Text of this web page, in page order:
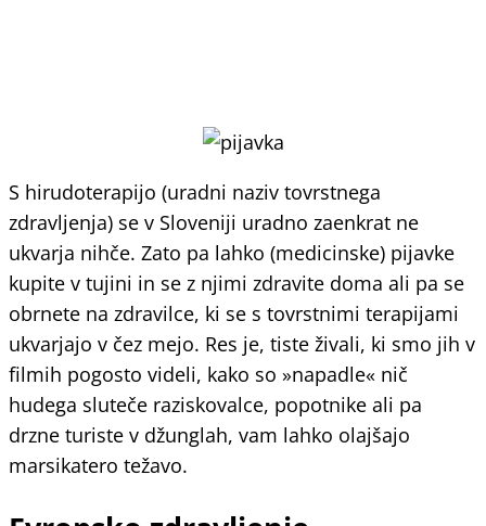
S hirudoterapijo (uradni naziv tovrstnega
zdravljenja) se v Sloveniji uradno zaenkrat ne
ukvarja nihče. Zato pa lahko (medicinske) pijavke
kupite v tujini in se z njimi zdravite doma ali pa se
obrnete na zdravilce, ki se s tovrstnimi terapijami
ukvarjajo v čez mejo. Res je, tiste živali, ki smo jih v
filmih pogosto videli, kako so »napadle« nič
hudega sluteče raziskovalce, popotnike ali pa
drzne turiste v džunglah, vam lahko olajšajo
marsikatero težavo.